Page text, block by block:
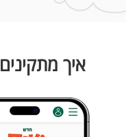
איך מתקינים eSIM לפני הטיסה?